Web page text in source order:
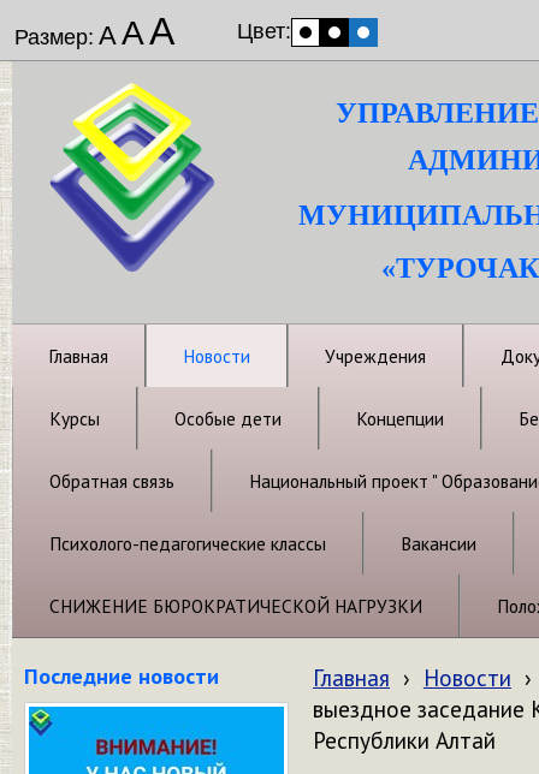
Размер: ААА Цвет:
Главная Новости Учреждения
Курсы Особые дети Концепции
Обратная связь Национальный проект "
Психолого-педагогические классы Вакансии
СНИЖЕНИЕ БЮРОКРАТИЧЕСКОЙ НАГРУЗКИ
Последние новости Главная › Новости ›
выездное заседание
Республики Алтай